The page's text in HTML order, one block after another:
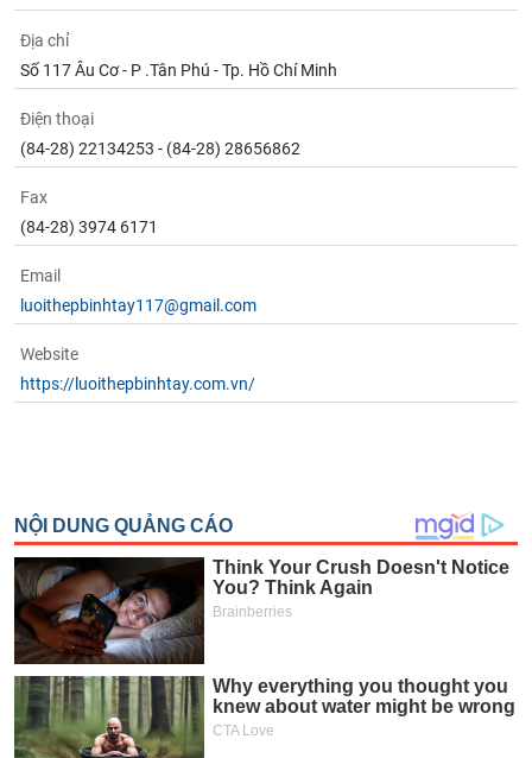
Địa chỉ
Số 117 Âu Cơ - P .Tân Phú - Tp. Hồ Chí Minh
Điện thoại
(84-28) 22134253 - (84-28) 28656862
Fax
(84-28) 3974 6171
Email
luoithepbinhtay117@gmail.com
Website
https://luoithepbinhtay.com.vn/